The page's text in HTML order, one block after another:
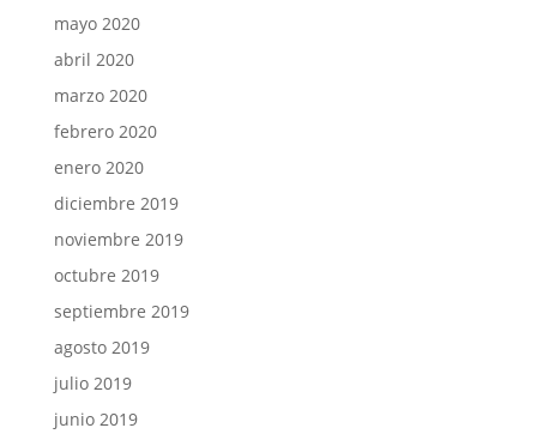
mayo 2020
abril 2020
marzo 2020
febrero 2020
enero 2020
diciembre 2019
noviembre 2019
octubre 2019
septiembre 2019
agosto 2019
julio 2019
junio 2019